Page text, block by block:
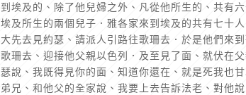
埃及的、除了他兒婦之外、凡從他所生的、共有六
及所生的兩個兒子．雅各家來到埃及的共有七十人
先去見約瑟、請派人引路往歌珊去．於是他們來到
珊去、迎接他父親以色列．及至見了面、就伏在
說、我既得見你的面、知道你還在、就是死我也甘
兄、和他父的全家說、我要上去告訴法老、對他